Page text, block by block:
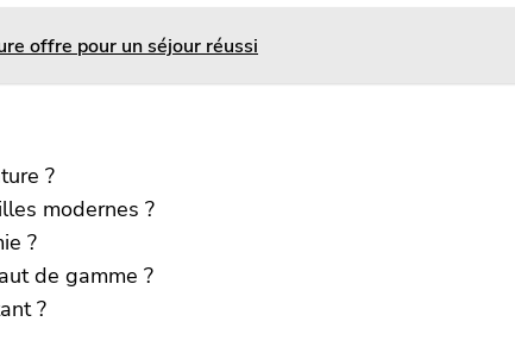
offre pour un séjour réussi
?
modernes ?
?
de gamme ?
?